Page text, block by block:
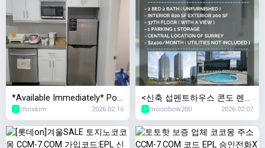
*Available Immediately* Port
Coquitlam Fremont Village 오
피스 공간 서브리스
1 chriskim 2026.02.16
<신축 섭펜트하우스 콘도 렌트
> Modern Sub-Penthouse 2B
DR + 2BATH Condo in Heart
of Surrey Central
1 moonbow200 2026.02.07